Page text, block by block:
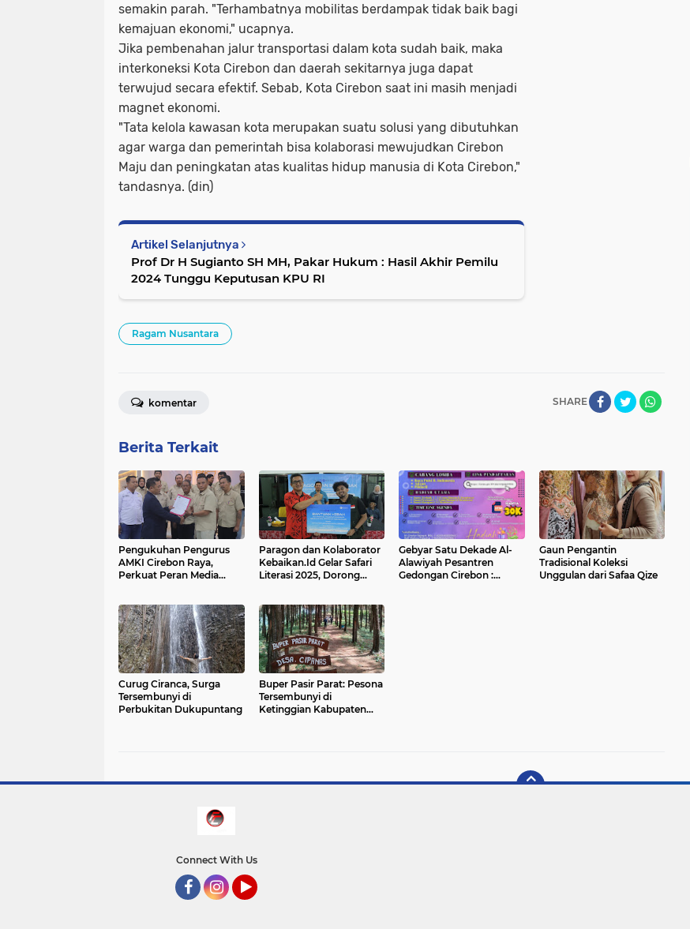
semakin parah. "Terhambatnya mobilitas berdampak tidak baik bagi
kemajuan ekonomi," ucapnya.
Jika pembenahan jalur transportasi dalam kota sudah baik, maka
interkoneksi Kota Cirebon dan daerah sekitarnya juga dapat
terwujud secara efektif. Sebab, Kota Cirebon saat ini masih menjadi
magnet ekonomi.
"Tata kelola kawasan kota merupakan suatu solusi yang dibutuhkan
agar warga dan pemerintah bisa kolaborasi mewujudkan Cirebon
Maju dan peningkatan atas kualitas hidup manusia di Kota Cirebon,"
tandasnya. (din)
Artikel Selanjutnya
Prof Dr H Sugianto SH MH, Pakar Hukum : Hasil Akhir Pemilu
2024 Tunggu Keputusan KPU RI
Ragam Nusantara
SHARE
komentar
Berita Terkait
Pengukuhan Pengurus
AMKI Cirebon Raya,
Perkuat Peran Media
Paragon dan Kolaborator
Kebaikan.Id Gelar Safari
Literasi 2025, Dorong
Gebyar Satu Dekade Al-
Alawiyah Pesantren
Gedongan Cirebon :
Gaun Pengantin
Tradisional Koleksi
Unggulan dari Safaa Qize
Curug Ciranca, Surga
Tersembunyi di
Perbukitan Dukupuntang
Buper Pasir Parat: Pesona
Tersembunyi di
Ketinggian Kabupaten
Connect With Us